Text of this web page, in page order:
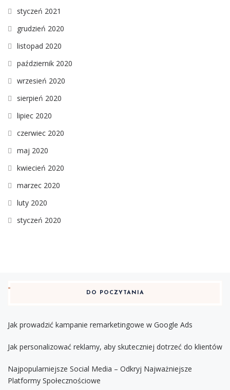
styczeń 2021
grudzień 2020
listopad 2020
październik 2020
wrzesień 2020
sierpień 2020
lipiec 2020
czerwiec 2020
maj 2020
kwiecień 2020
marzec 2020
luty 2020
styczeń 2020
DO POCZYTANIA
Jak prowadzić kampanie remarketingowe w Google Ads
Jak personalizować reklamy, aby skuteczniej dotrzeć do klientów
Najpopularniejsze Social Media – Odkryj Najważniejsze
Platformy Społecznościowe